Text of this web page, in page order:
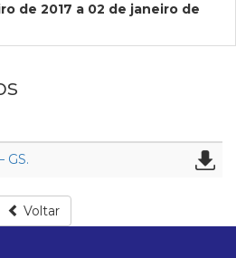
de 2017 a 02 de janeiro de
GS.
Voltar